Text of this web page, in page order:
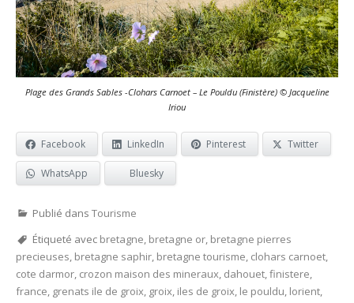
Plage des Grands Sables -Clohars Carnoet – Le Pouldu (Finistère) © Jacqueline
Iriou
Facebook LinkedIn Pinterest Twitter
WhatsApp Bluesky
Publié dans Tourisme
Étiqueté avec bretagne, bretagne or, bretagne pierres
precieuses, bretagne saphir, bretagne tourisme, clohars carnoet,
cote darmor, crozon maison des mineraux, dahouet,finistere,
france, grenats ile de groix, groix, iles de groix, le pouldu, lorient,